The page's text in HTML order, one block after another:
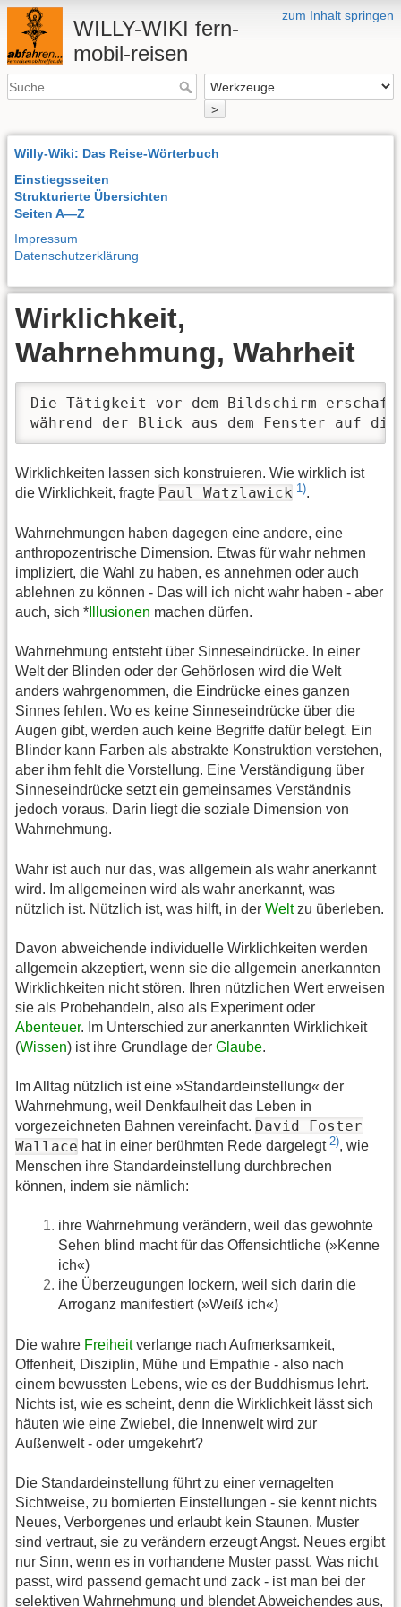
zum Inhalt springen
WILLY-WIKI fern-
mobil-reisen
>
Willy-Wiki: Das Reise-Wörterbuch
Einstiegsseiten
Strukturierte Übersichten
Seiten A—Z
Impressum
Datenschutzerklärung
Wirklichkeit,
Wahrnehmung, Wahrheit
Die Tätigkeit vor dem Bildschirm
während der Blick aus dem Fenster auf
Wirklichkeiten lassen sich konstruieren. Wie wirklich ist
die Wirklichkeit, fragte Paul Watzlawick 1).
Wahrnehmungen haben dagegen eine andere, eine
anthropozentrische Dimension. Etwas für wahr nehmen
impliziert, die Wahl zu haben, es annehmen oder auch
ablehnen zu können - Das will ich nicht wahr haben - aber
auch, sich * Illusionen machen dürfen.
Wahrnehmung entsteht über Sinneseindrücke. In einer
Welt der Blinden oder der Gehörlosen wird die Welt
anders wahrgenommen, die Eindrücke eines ganzen
Sinnes fehlen. Wo es keine Sinneseindrücke über die
Augen gibt, werden auch keine Begriffe dafür belegt. Ein
Blinder kann Farben als abstrakte Konstruktion verstehen,
aber ihm fehlt die Vorstellung. Eine Verständigung über
Sinneseindrücke setzt ein gemeinsames Verständnis
jedoch voraus. Darin liegt die soziale Dimension von
Wahrnehmung.
Wahr ist auch nur das, was allgemein als wahr anerkannt
wird. Im allgemeinen wird als wahr anerkannt, was
nützlich ist. Nützlich ist, was hilft, in der Weltzu überleben.
Davon abweichende individuelle Wirklichkeiten werden
allgemein akzeptiert, wenn sie die allgemein anerkannten
Wirklichkeiten nicht stören. Ihren nützlichen Wert erweisen
sie als Probehandeln, also als Experiment oder
Abenteuer. Im Unterschied zur anerkannten Wirklichkeit
(Wissen) ist ihre Grundlage der Glaube.
Im Alltag nützlich ist eine »Standardeinstellung« der
Wahrnehmung, weil Denkfaulheit das Leben in
vorgezeichneten Bahnen vereinfacht. David Foster
Wallace hat in einer berühmten Rede dargelegt 2), wie
Menschen ihre Standardeinstellung durchbrechen
können, indem sie nämlich:
ihre Wahrnehmung verändern, weil das gewohnte
Sehen blind macht für das Offensichtliche (»Kenne
ich«)
ihe Überzeugungen lockern, weil sich darin die
Arroganz manifestiert (»Weiß ich«)
Die wahre Freiheitverlange nach Aufmerksamkeit,
Offenheit, Disziplin, Mühe und Empathie - also nach
einem bewussten Lebens, wie es der Buddhismus lehrt.
Nichts ist, wie es scheint, denn die Wirklichkeit lässt sich
häuten wie eine Zwiebel, die Innenwelt wird zur
Außenwelt - oder umgekehrt?
Die Standardeinstellung führt zu einer vernagelten
Sichtweise, zu bornierten Einstellungen - sie kennt nichts
Neues, Verborgenes und erlaubt kein Staunen. Muster
sind vertraut, sie zu verändern erzeugt Angst. Neues ergibt
nur Sinn, wenn es in vorhandene Muster passt. Was nicht
passt, wird passend gemacht und zack - ist man bei der
selektiven Wahrnehmung und blendet Abweichendes aus,